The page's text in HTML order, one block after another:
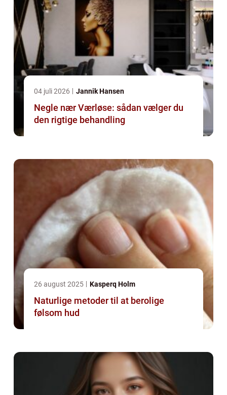
04 juli 2026 Jannik Hansen
Negle nær Værløse: sådan vælger du
den rigtige behandling
26 august 2025 Kasperq Holm
Naturlige metoder til at berolige
følsom hud